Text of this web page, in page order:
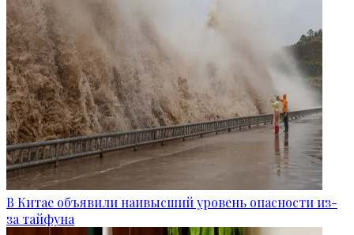
В Китае объявили наивысший уровень опасности из-
за тайфуна